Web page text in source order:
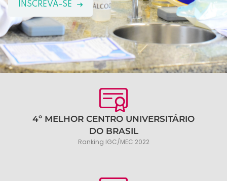
INSCREVA-SE
4º MELHOR CENTRO UNIVERSITÁRIO
DO BRASIL
Ranking IGC/MEC 2022